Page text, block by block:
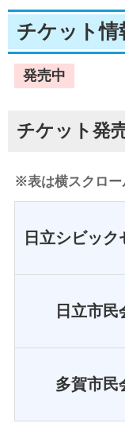
チケット情
発売中
チケット発
※表は横スクロー
日立シビック
日立市民
多賀市民